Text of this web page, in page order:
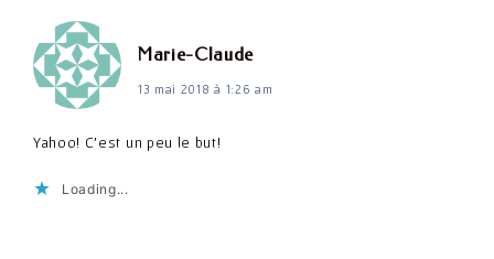
Marie-Claudedit :
13 mai 2018 à 1:26 am
Yahoo! C'est un peu le but!
Loading...